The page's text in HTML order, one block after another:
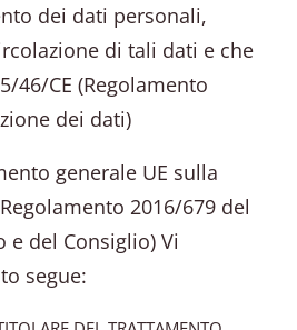
dei dati personali,
di tali dati e che
46/CE (Regolamento
dei dati)
generale UE sulla
2016/679 del
e del Consiglio) Vi
segue: